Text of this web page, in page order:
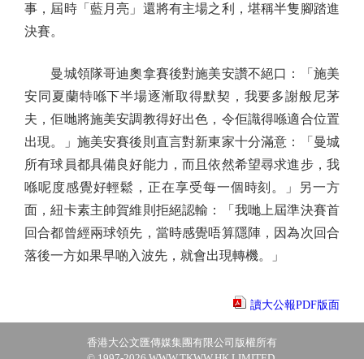
事，屆時「藍月亮」還將有主場之利，堪稱半隻腳踏進
決賽。
曼城領隊哥迪奧拿賽後對施美安讚不絕口：「施美
安同夏蘭特喺下半場逐漸取得默契，我要多謝般尼茅
夫，佢哋將施美安調教得好出色，令佢識得喺適合位置
出現。」施美安賽後則直言對新東家十分滿意：「曼城
所有球員都具備良好能力，而且依然希望尋求進步，我
喺呢度感覺好輕鬆，正在享受每一個時刻。」另一方
面，紐卡素主帥賀維則拒絕認輸：「我哋上屆準決賽首
回合都曾經兩球領先，當時感覺唔算隱陣，因為次回合
落後一方如果早啲入波先，就會出現轉機。」
讀大公報PDF版面
香港大公文匯傳媒集團有限公司版權所有